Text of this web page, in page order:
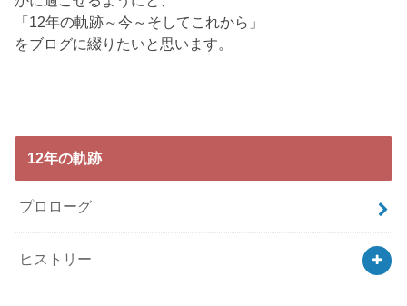
「12年の軌跡～今～そしてこれから」
をブログに綴りたいと思います。
12年の軌跡
プロローグ
ヒストリー